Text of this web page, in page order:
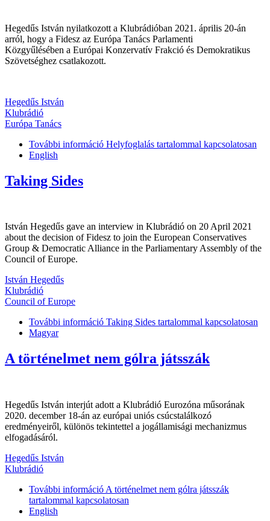
Hegedűs István nyilatkozott a Klubrádióban 2021. április 20-án
arról, hogy a Fidesz az Európa Tanács Parlamenti
Közgyűlésében a Európai Konzervatív Frakció és Demokratikus
Szövetséghez csatlakozott.
Hegedűs István
Klubrádió
Európa Tanács
További információ Helyfoglalás tartalommal kapcsolatosan
English
Taking Sides
István Hegedűs gave an interview in Klubrádió on 20 April 2021
about the decision of Fidesz to join the European Conservatives
Group & Democratic Alliance in the Parliamentary Assembly of the
Council of Europe.
István Hegedűs
Klubrádió
Council of Europe
További információ Taking Sides tartalommal kapcsolatosan
Magyar
A történelmet nem gólra játsszák
Hegedűs István interjút adott a Klubrádió Eurozóna műsorának
2020. december 18-án az európai uniós csúcstalálkozó
eredményeiről, különös tekintettel a jogállamisági mechanizmus
elfogadásáról.
Hegedűs István
Klubrádió
További információ A történelmet nem gólra játsszák
tartalommal kapcsolatosan
English